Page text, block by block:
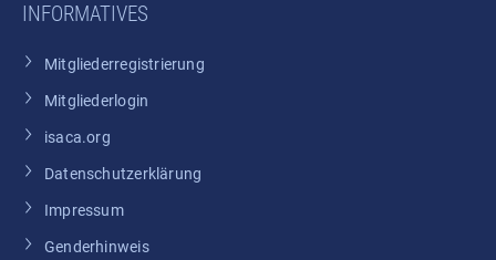
INFORMATIVES
Mitgliederregistrierung
Mitgliederlogin
isaca.org
Datenschutzerklärung
Impressum
Genderhinweis